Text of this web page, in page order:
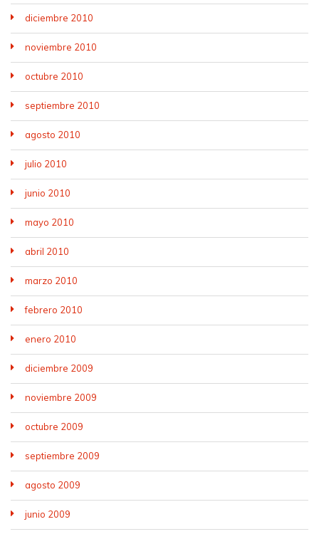
diciembre 2010
noviembre 2010
octubre 2010
septiembre 2010
agosto 2010
julio 2010
junio 2010
mayo 2010
abril 2010
marzo 2010
febrero 2010
enero 2010
diciembre 2009
noviembre 2009
octubre 2009
septiembre 2009
agosto 2009
junio 2009